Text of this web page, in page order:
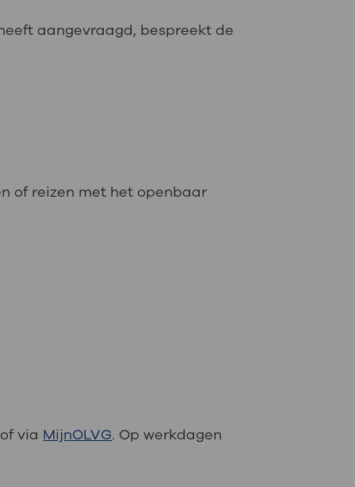
aangevraagd, bespreekt de
of reizen met het openbaar
via MijnOLVG. Op werkdagen